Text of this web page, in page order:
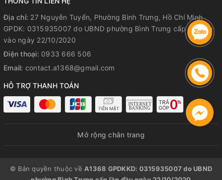
📞 Hotline:
0933 666 506 – 092 331 1368
🕐 Giờ mở cửa:8:30 – 21:00 (cả Chủ Nhật)
Địa chỉ: 27 Nguyễn Tuyển, Phường Bình Trưng, Hồ Chí Minh
GPDK: 0315935007 do UBND phường Bình Trưng cấp lần đầu
vào ngày 22/10/2020
Điện thoại: 0933 666 506
Email: contact.a1368@gmail.com
HỖ TRỢ THANH TOÁN
Mở rộng chân trang
© Bản quyền thuộc về A1368 GPDKKD: 0315935007 do UBND